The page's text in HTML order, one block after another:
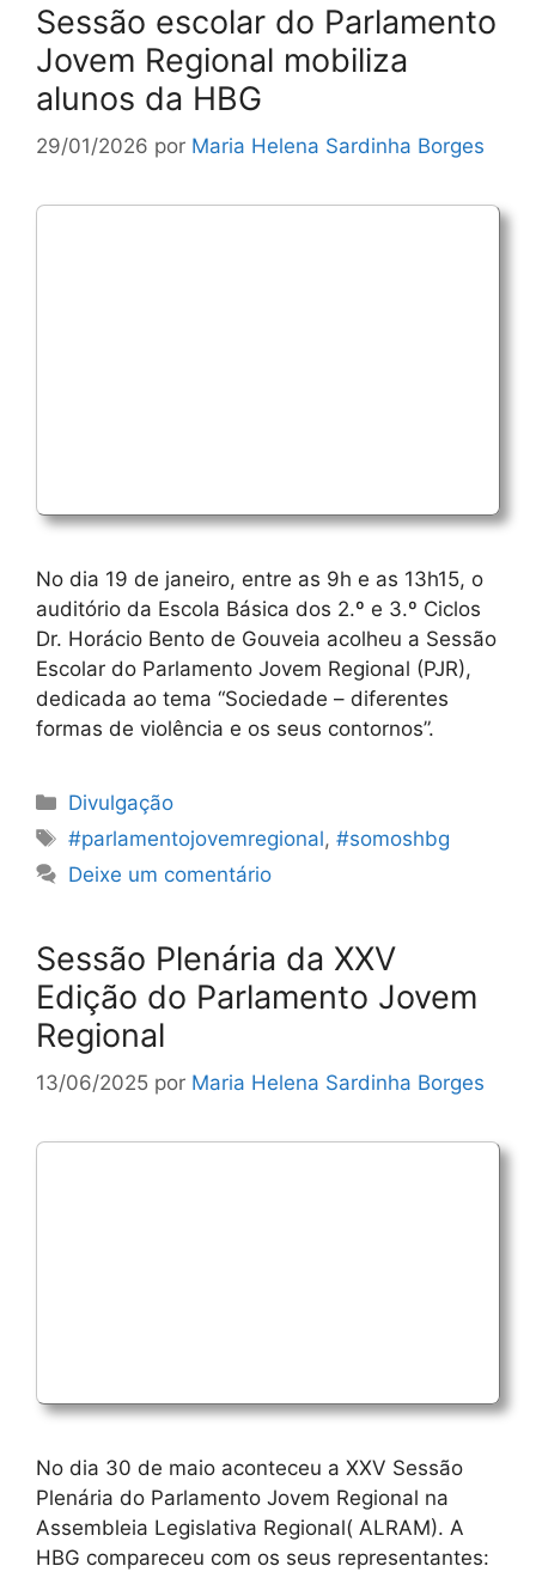
Sessão escolar do Parlamento
Jovem Regional mobiliza
alunos da HBG
29/01/2026 por Maria Helena Sardinha Borges
No dia 19 de janeiro, entre as 9h e as 13h15, o
auditório da Escola Básica dos 2.º e 3.º Ciclos
Dr. Horácio Bento de Gouveia acolheu a Sessão
Escolar do Parlamento Jovem Regional (PJR),
dedicada ao tema “Sociedade – diferentes
formas de violência e os seus contornos”.
Categorias
Divulgação
Etiquetas
#parlamentojovemregional,#somoshbg
Deixe um comentário
Sessão Plenária da XXV
Edição do Parlamento Jovem
Regional
13/06/2025 por Maria Helena Sardinha Borges
No dia 30 de maio aconteceu a XXV Sessão
Plenária do Parlamento Jovem Regional na
Assembleia Legislativa Regional( ALRAM). A
HBG compareceu com os seus representantes: